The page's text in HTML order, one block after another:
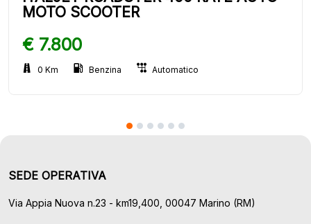
MOTO SCOOTER
€ 7.800
0 Km Benzina Automatico
SEDE OPERATIVA
Via Appia Nuova n.23 - km19,400, 00047 Marino (RM)